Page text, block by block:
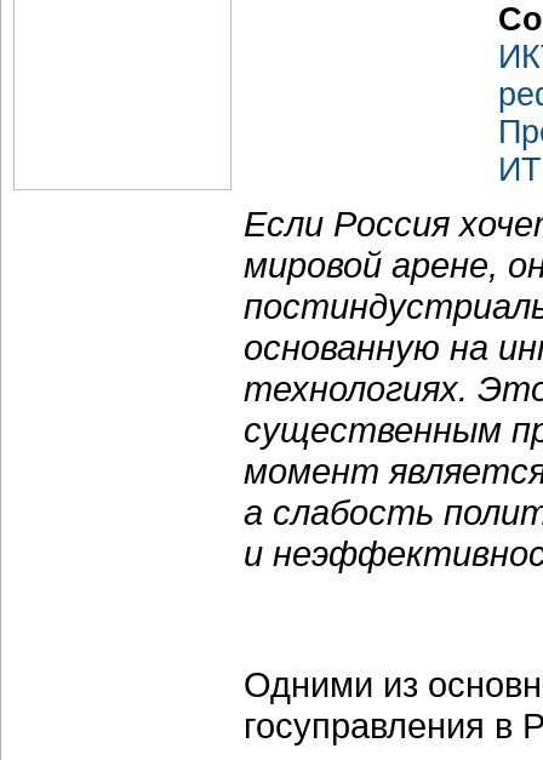
Если Россия
мировой арене,
основанную на
технологиях.
существенным
момент
а слабость
и
Одними из
госуправления в